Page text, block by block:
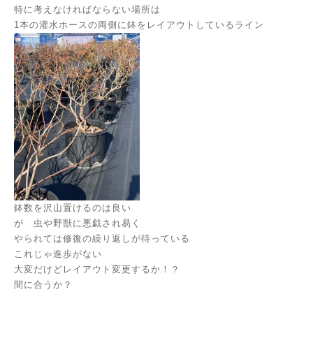
特に考えなければならない場所は
1本の灌水ホースの両側に鉢をレイアウトしているライン
鉢数を沢山置けるのは良い
が 虫や野獣に悪戯され易く
やられては修復の繰り返しが待っている
これじゃ進歩がない
大変だけどレイアウト変更するか！？
間に合うか？